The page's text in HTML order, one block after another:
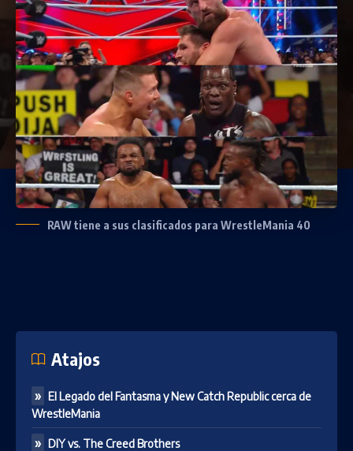
RAW tiene a sus clasificados para WrestleMania 40
Atajos
El Legado del Fantasma y New Catch Republic cerca de
WrestleMania
DIY vs. The Creed Brothers